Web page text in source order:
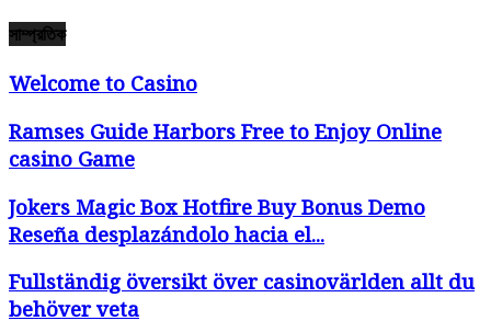
সাম্প্রতিক
Welcome to Casino
Ramses Guide Harbors Free to Enjoy Online
casino Game
Jokers Magic Box Hotfire Buy Bonus Demo
Reseña desplazándolo hacia el...
Fullständig översikt över casinovärlden allt du
behöver veta